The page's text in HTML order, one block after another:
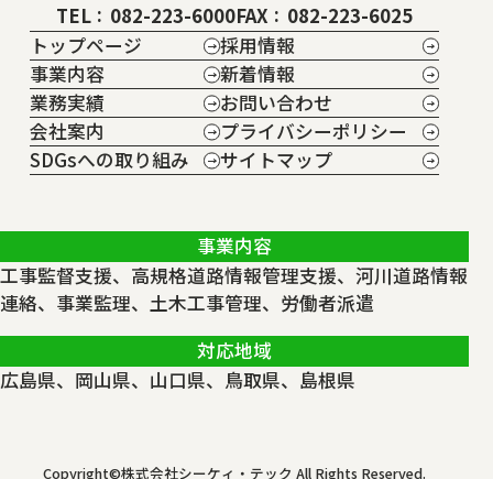
TEL
082-223-6000FAX
082-223-6025
トップページ
事業内容
業務実績
会社案内
SDGsへの取り組み
採用情報
新着情報
お問い合わせ
プライバシーポリシー
サイトマップ
事業内容
工事監督支援、高規格道路情報管理支援、河川道路情報
連絡、事業監理、土木工事管理、労働者派遣
対応地域
広島県、岡山県、山口県、鳥取県、島根県
Copyright©株式会社シーケィ・テック All Rights Reserved.